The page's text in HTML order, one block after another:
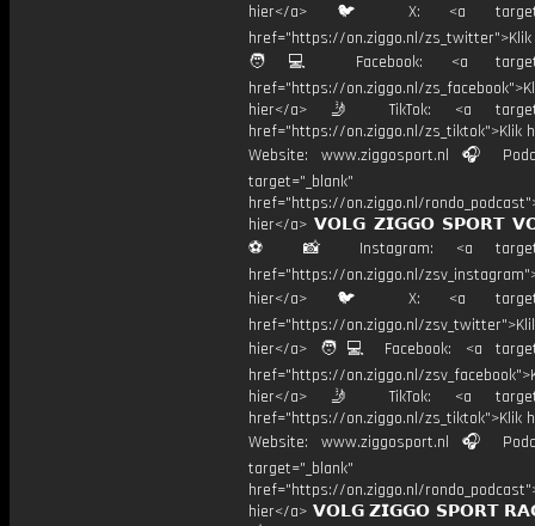
hier</a> 🐦 X: <a
href="https://on.ziggo.nl/
🧑💻 Facebook: <a
href="https://on.ziggo.nl/
hier</a> 🤳 TikTok: <a
href="https://on.ziggo.nl/zs_tiktok">Klik
Website: www.ziggosport.nl 🎧
target="_blank"
href="https://on.ziggo.nl/
hier</a> 𝗩𝗢𝗟𝗚 𝗭𝗜𝗚𝗚𝗢 𝗦𝗣𝗢𝗥𝗧
⚽️ 📸 Instagram: <a
href="https://on.ziggo.nl/
hier</a> 🐦 X: <a
href="https://on.ziggo.nl/
hier</a> 🧑💻 Facebook: <a
href="https://on.ziggo.nl/
hier</a> 🤳 TikTok: <a
href="https://on.ziggo.nl/zs_tiktok">Klik
Website: www.ziggosport.nl 🎧
target="_blank"
href="https://on.ziggo.nl/
hier</a> 𝗩𝗢𝗟𝗚 𝗭𝗜𝗚𝗚𝗢 𝗦𝗣𝗢𝗥𝗧